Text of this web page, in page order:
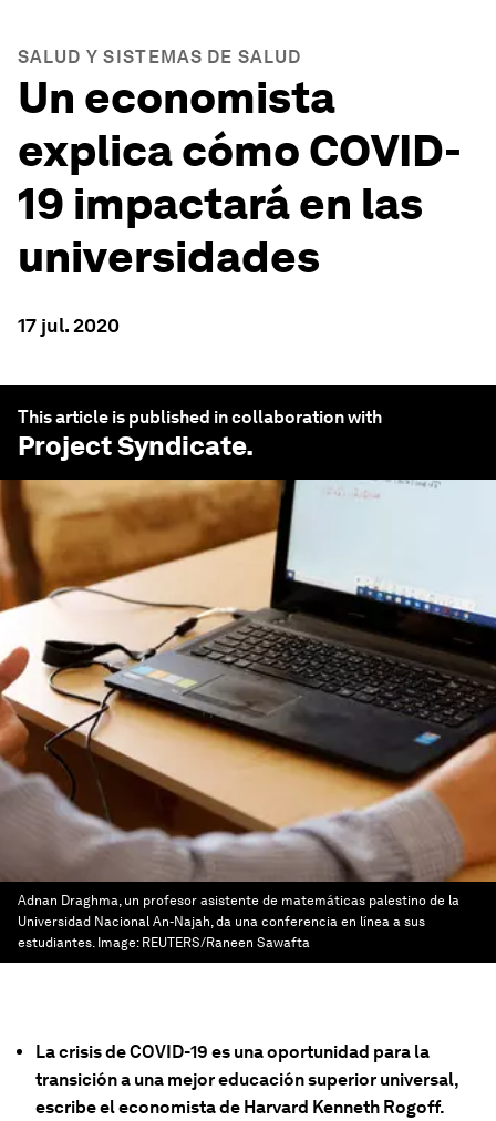
SALUD Y SISTEMAS DE SALUD
Un economista
explica cómo COVID-
19 impactará en las
universidades
17 jul. 2020
This article is published in collaboration with
Project Syndicate.
Adnan Draghma, un profesor asistente de matemáticas palestino de la
Universidad Nacional An-Najah, da una conferencia en línea a sus
estudiantes. Image: REUTERS/Raneen Sawafta
La crisis de COVID-19 es una oportunidad para la
transición a una mejor educación superior universal,
escribe el economista de Harvard Kenneth Rogoff.